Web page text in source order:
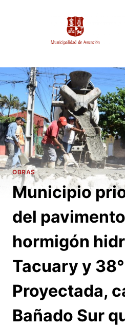
OBRAS
Municipio
del
hormigón
Tacuary y 38°
Proyectada,
Bañado Sur